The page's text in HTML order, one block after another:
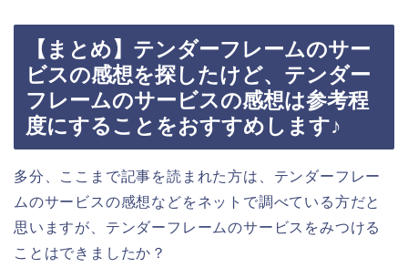
【まとめ】テンダーフレームのサー
ビスの感想を探したけど、テンダー
フレームのサービスの感想は参考程
度にすることをおすすめします♪
多分、ここまで記事を読まれた方は、テンダーフレー
ムのサービスの感想などをネットで調べている方だと
思いますが、テンダーフレームのサービスをみつける
ことはできましたか？